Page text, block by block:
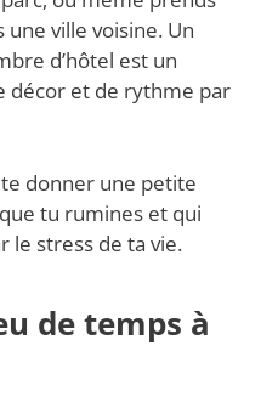
une ville voisine. Un
d’hôtel est un
décor et de rythme par
donner une petite
tu rumines et qui
le stress de ta vie.
de temps à